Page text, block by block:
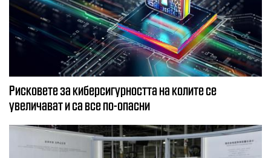
Рисковете за киберсигурността на колите се
увеличават и са все по-опасни